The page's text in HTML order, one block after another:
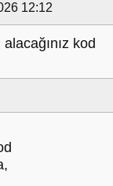
12:12
kod